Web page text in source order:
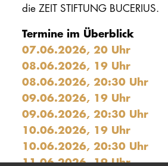
die ZEIT STIFTUNG BUCERIUS.
Termine im Überblick
07.06.2026, 20 Uhr
08.06.2026, 19 Uhr
08.06.2026, 20:30 Uhr
09.06.2026, 19 Uhr
09.06.2026, 20:30 Uhr
10.06.2026, 19 Uhr
10.06.2026, 20:30 Uhr
11.06.2026, 19 Uhr